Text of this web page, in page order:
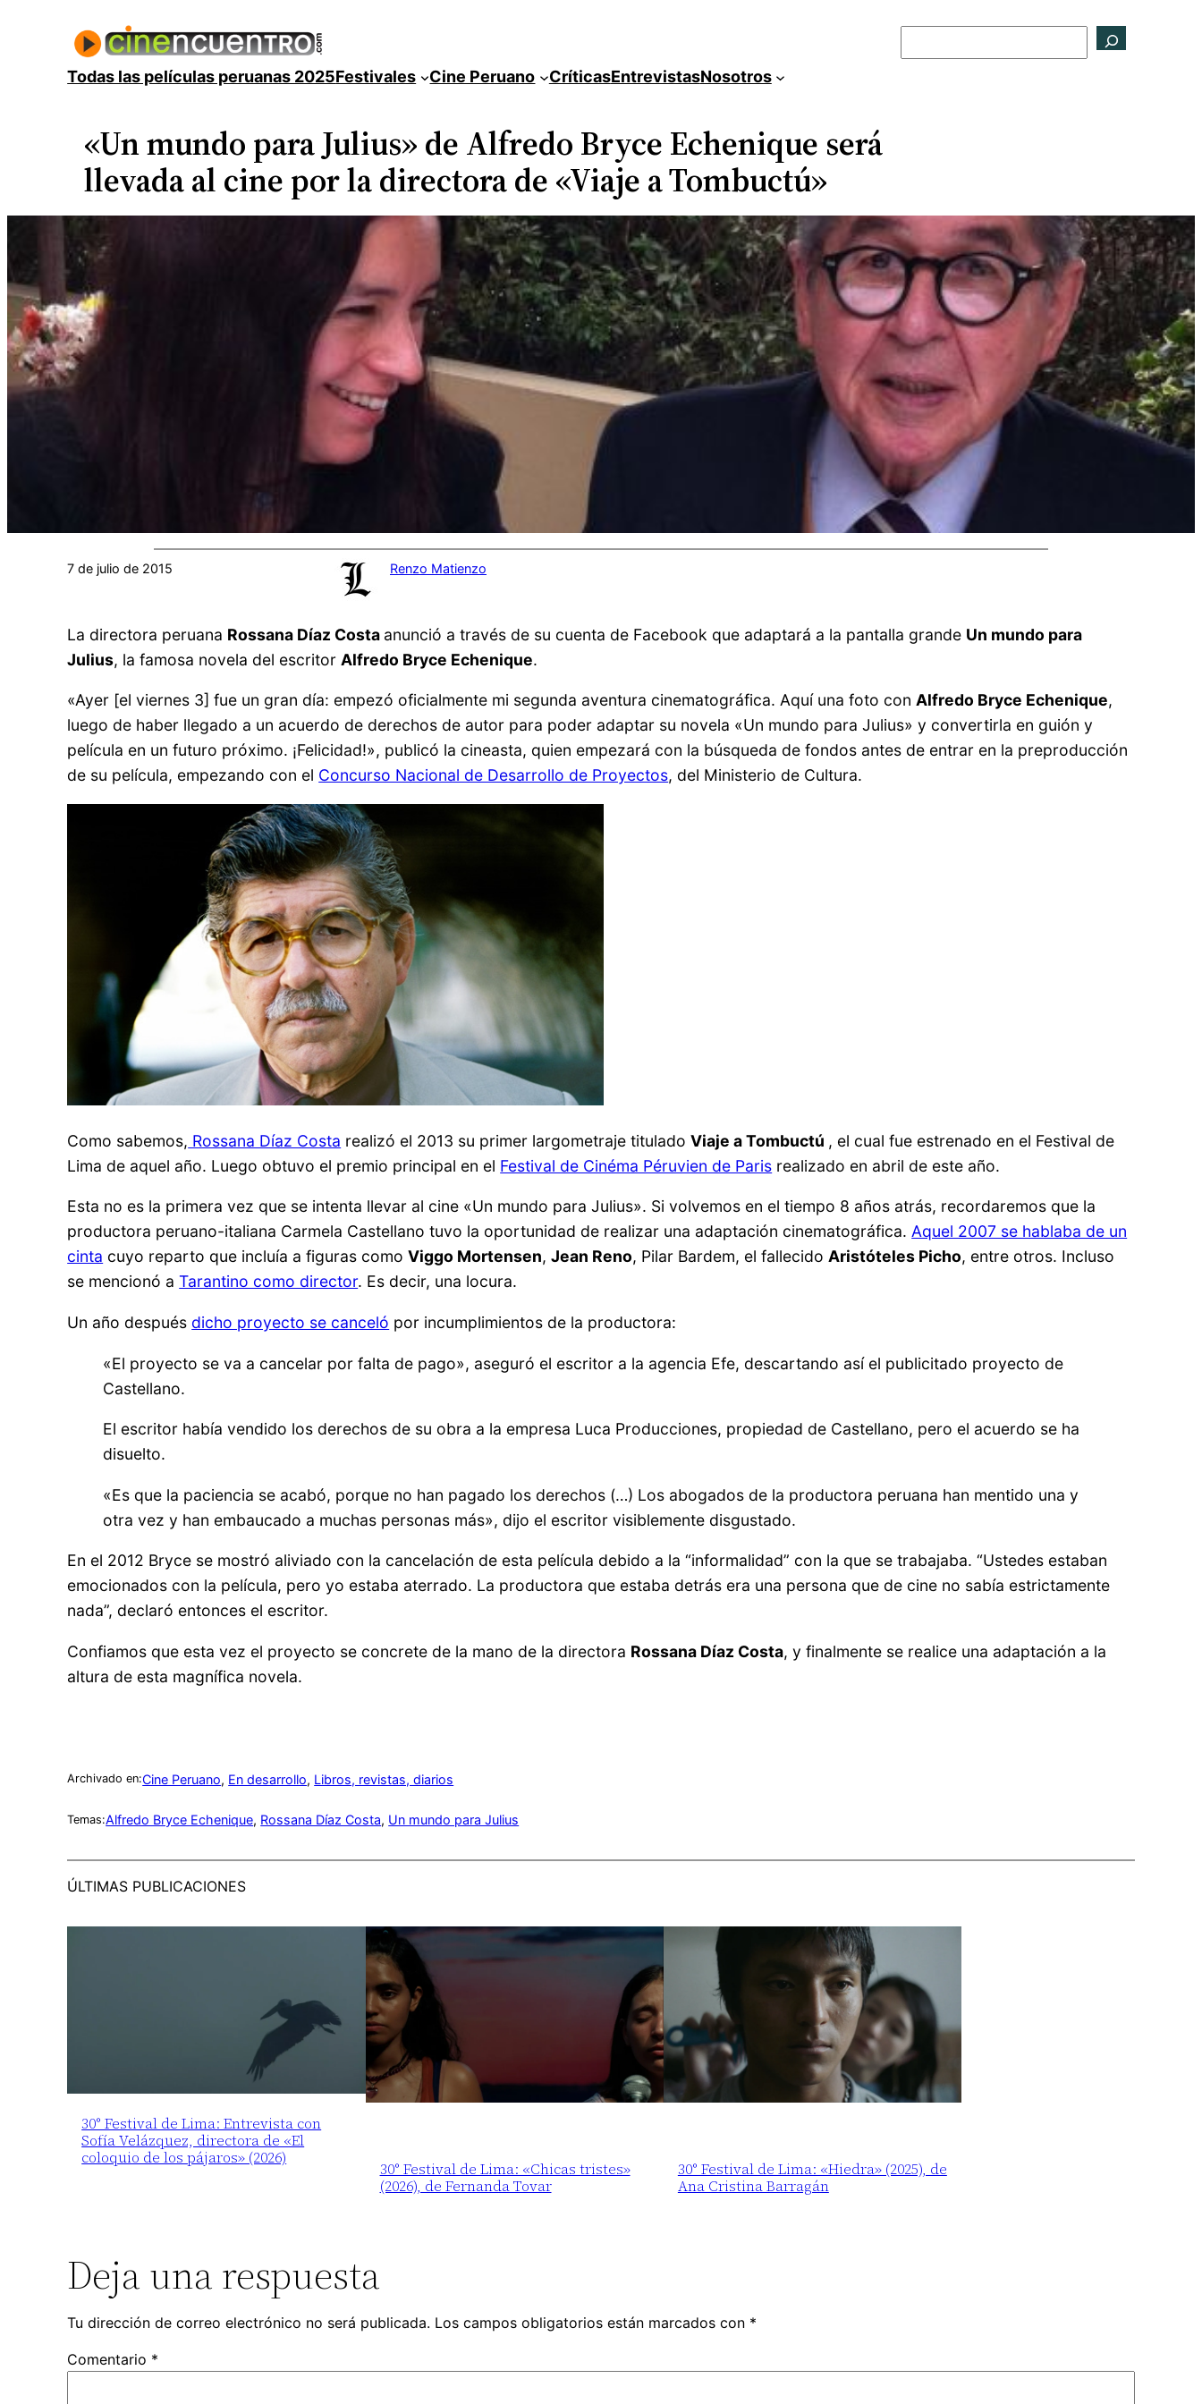
contenidoTodas las películas peruanas 2025Festivales Cine Peruano CríticasEntrevistasNosotros
«Un mundo para Julius» de Alfredo Bryce Echenique será
llevada al cine por la directora de «Viaje a Tombuctú»
7 de julio de 2015 Renzo Matienzo
La directora peruana Rossana Díaz Costa anunció a través de su cuenta de Facebook que adaptará a la pantalla grande Un mundo para
Julius, la famosa novela del escritor Alfredo Bryce Echenique.
«Ayer [el viernes 3] fue un gran día: empezó oficialmente mi segunda aventura cinematográfica. Aquí una foto con Alfredo Bryce Echenique,
luego de haber llegado a un acuerdo de derechos de autor para poder adaptar su novela «Un mundo para Julius» y convertirla en guión y
película en un futuro próximo. ¡Felicidad!», publicó la cineasta, quien empezará con la búsqueda de fondos antes de entrar en la preproducción
de su película, empezando con el Concurso Nacional de Desarrollo de Proyectos, del Ministerio de Cultura.
Como sabemos, Rossana Díaz Costa realizó el 2013 su primer largometraje tituladoViaje a Tombuctú , el cual fue estrenado en el Festival de
Lima de aquel año. Luego obtuvo el premio principal en el Festival de Cinéma Péruvien de Paris realizado en abril de este año.
Esta no es la primera vez que se intenta llevar al cine «Un mundo para Julius». Si volvemos en el tiempo 8 años atrás, recordaremos que la
productora peruano-italiana Carmela Castellano tuvo la oportunidad de realizar una adaptación cinematográfica.Aquel 2007 se hablaba de un
cinta cuyo reparto que incluía a figuras comoViggo Mortensen,Jean Reno, Pilar Bardem, el fallecidoAristóteles Picho, entre otros. Incluso
se mencionó aTarantino como director. Es decir, una locura.
Un año después dicho proyecto se canceló por incumplimientos de la productora:
«El proyecto se va a cancelar por falta de pago», aseguró el escritor a la agencia Efe, descartando así el publicitado proyecto de
Castellano.
El escritor había vendido los derechos de su obra a la empresa Luca Producciones, propiedad de Castellano, pero el acuerdo se ha
disuelto.
«Es que la paciencia se acabó, porque no han pagado los derechos (…) Los abogados de la productora peruana han mentido una y
otra vez y han embaucado a muchas personas más», dijo el escritor visiblemente disgustado.
En el 2012 Bryce se mostró aliviado con la cancelación de esta película debido a la “informalidad” con la que se trabajaba. “Ustedes estaban
emocionados con la película, pero yo estaba aterrado. La productora que estaba detrás era una persona que de cine no sabía estrictamente
nada”, declaró entonces el escritor.
Confiamos que esta vez el proyecto se concrete de la mano de la directora Rossana Díaz Costa, y finalmente se realice una adaptación a la
altura de esta magnífica novela.
Archivado en:Cine Peruano, En desarrollo, Libros, revistas, diarios
Temas:Alfredo Bryce Echenique, Rossana Díaz Costa, Un mundo para Julius
ÚLTIMAS PUBLICACIONES
30° Festival de Lima: Entrevista con
Sofía Velázquez, directora de «El
coloquio de los pájaros» (2026)
30° Festival de Lima: «Chicas tristes»
(2026), de Fernanda Tovar
30° Festival de Lima: «Hiedra» (2025), de
Ana Cristina Barragán
Deja una respuesta
Tu dirección de correo electrónico no será publicada. Los campos obligatorios están marcados con *
Comentario *